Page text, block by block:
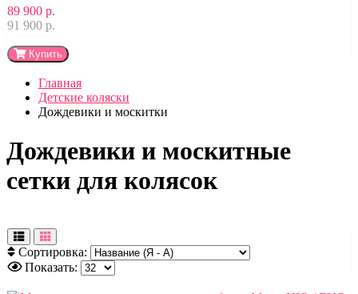
89 900 р.
91 900 р.
Купить
Главная
Детские коляски
Дождевики и москитки
Дождевики и москитные
сетки для колясок
Сортировка:
Показать: